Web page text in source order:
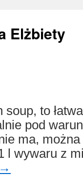
Elżbiety
to
pod
ma,
l wywaru z
→